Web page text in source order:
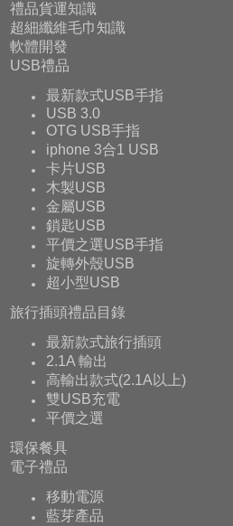
禮品貨運知識
超細纖維毛巾知識
軟體開發
USB禮品
最新款式USB手指
USB 3.0
OTG USB手指
iphone 3合1 USB
卡片USB
木製USB
金屬USB
鎖匙USB
平價之選USB手指
旋轉外殼USB
超小型USB
旅行插頭禮品目錄
最新款式旅行插頭
2.1A 輸出
高輸出款式(2.1A以上)
雙USB充電
平價之選
環保餐具
電子禮品
移動電源
藍芽產品